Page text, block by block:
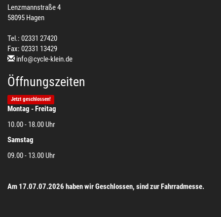
Lenzmannstraße 4
58095 Hagen
Tel.: 02331 27420
Fax: 02331 13429
info@cycle-klein.de
Öffnungszeiten
Jetzt geschlossen!
Montag - Freitag
10.00 - 18.00 Uhr
Samstag
09.00 - 13.00 Uhr
Am 17.07.07.2026 haben wir Geschlossen, sind zur Fahrradmesse.